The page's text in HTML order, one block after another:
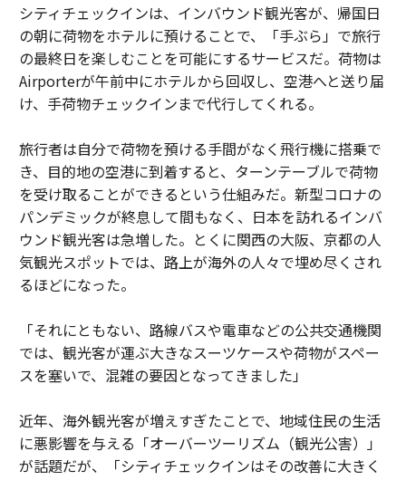
シティチェックインは、インバウンド観光客が、帰国日
の朝に荷物をホテルに預けることで、「手ぶら」で旅行
の最終日を楽しむことを可能にするサービスだ。荷物は
Airporterが午前中にホテルから回収し、空港へと送り届
け、手荷物チェックインまで代行してくれる。
旅行者は自分で荷物を預ける手間がなく飛行機に搭乗で
き、目的地の空港に到着すると、ターンテーブルで荷物
を受け取ることができるという仕組みだ。新型コロナの
パンデミックが終息して間もなく、日本を訪れるインバ
ウンド観光客は急増した。とくに関西の大阪、京都の人
気観光スポットでは、路上が海外の人々で埋め尽くされ
るほどになった。
「それにともない、路線バスや電車などの公共交通機関
では、観光客が運ぶ大きなスーツケースや荷物がスペー
スを塞いで、混雑の要因となってきました」
近年、海外観光客が増えすぎたことで、地域住民の生活
に悪影響を与える「オーバーツーリズム（観光公害）」
が話題だが、「シティチェックインはその改善に大きく